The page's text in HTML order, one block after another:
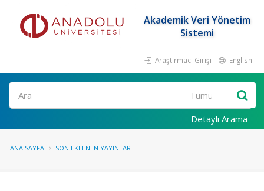
Akademik Veri Yönetim
Sistemi
Araştırmacı Girişi English
Ara
Detaylı Arama
ANA SAYFA SON EKLENEN YAYINLAR